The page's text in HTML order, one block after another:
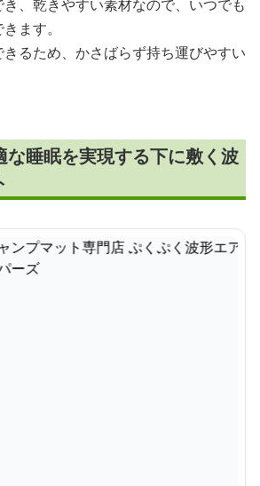
、乾きやすい素材なので、いつでも
ます。
るため、かさばらず持ち運びやすい
な睡眠を実現する下に敷く波